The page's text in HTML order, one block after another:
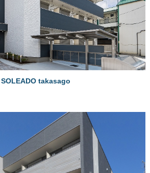
SOLEADO takasago